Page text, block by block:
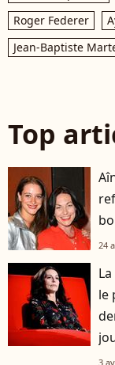
Roger Federer
Jean-Baptiste
Top
24
le
3